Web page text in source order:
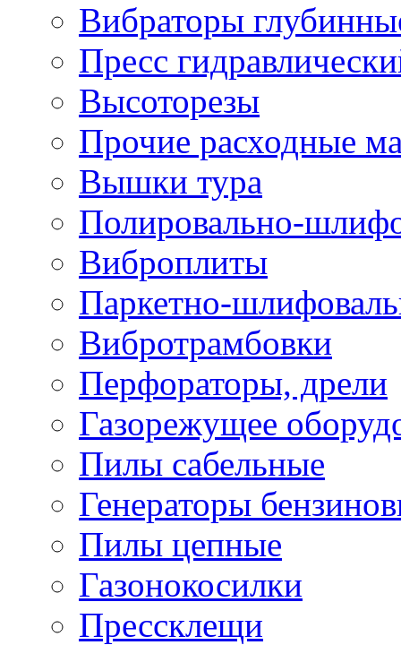
Вибраторы
Пресс
Высоторезы
Прочие расходные
Вышки тура
Полировально-
Виброплиты
Паркетно-
Вибротрамбовки
Перфораторы, дрели
Газорежущее
Пилы сабельные
Генераторы
Пилы цепные
Газонокосилки
Прессклещи